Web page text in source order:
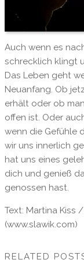
Auch wenn es
schrecklich klingt
Das Leben geht
Neuanfang. Ob
erhält oder ob
offen ist. Oder
wenn die Gefühle
wir uns innerlich
hat uns eines
dich und genieß
genossen hast.
Text: Martina Kiss
(www.slawik.com)
RELATED